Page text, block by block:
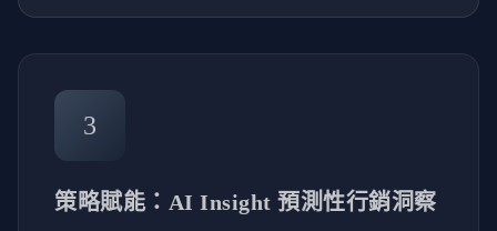
3
策略賦能：AI Insight 預測性行銷洞察